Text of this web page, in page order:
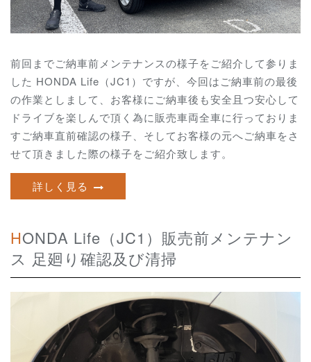
前回までご納車前メンテナンスの様子をご紹介して参りま
した HONDA Life（JC1）ですが、今回はご納車前の最後
の作業としまして、お客様にご納車後も安全且つ安心して
ドライブを楽しんで頂く為に販売車両全車に行っておりま
すご納車直前確認の様子、そしてお客様の元へご納車をさ
せて頂きました際の様子をご紹介致します。
詳しく見る
HONDA Life（JC1）販売前メンテナン
ス 足廻り確認及び清掃